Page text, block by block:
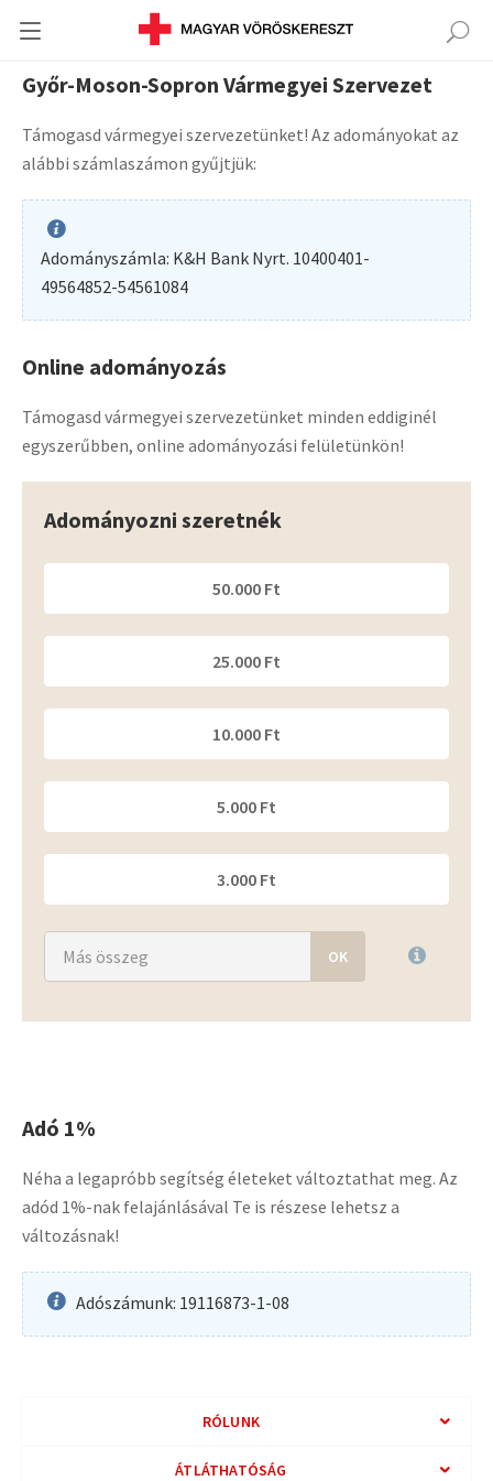
Győr-Moson-Sopron Vármegyei Szervezet
Támogasd vármegyei szervezetünket! Az adományokat az
alábbi számlaszámon gyűjtjük:
Adományszámla: K&H Bank Nyrt. 10400401-
49564852-54561084
Online adományozás
Támogasd vármegyei szervezetünket minden eddiginél
egyszerűbben, online adományozási felületünkön!
Adományozni szeretnék
50.000 Ft
25.000 Ft
10.000 Ft
5.000 Ft
3.000 Ft
Adó 1%
Néha a legapróbb segítség életeket változtathat meg. Az
adód 1%-nak felajánlásával Te is részese lehetsz a
változásnak!
Adószámunk: 19116873-1-08
RÓLUNK
ÁTLÁTHATÓSÁG